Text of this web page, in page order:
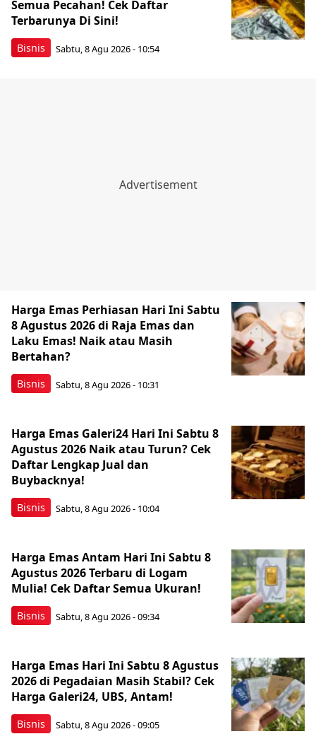
Bisnis
Semua Pecahan! Cek Daftar
Terbarunya Di Sini!
Sabtu, 8 Agu 2026 - 10:54
Bisnis
Harga Emas Perhiasan Hari Ini Sabtu
8 Agustus 2026 di Raja Emas dan
Laku Emas! Naik atau Masih
Bertahan?
Sabtu, 8 Agu 2026 - 10:31
Bisnis
Harga Emas Galeri24 Hari Ini Sabtu 8
Agustus 2026 Naik atau Turun? Cek
Daftar Lengkap Jual dan
Buybacknya!
Sabtu, 8 Agu 2026 - 10:04
Bisnis
Harga Emas Antam Hari Ini Sabtu 8
Agustus 2026 Terbaru di Logam
Mulia! Cek Daftar Semua Ukuran!
Sabtu, 8 Agu 2026 - 09:34
Bisnis
Harga Emas Hari Ini Sabtu 8 Agustus
2026 di Pegadaian Masih Stabil? Cek
Harga Galeri24, UBS, Antam!
Sabtu, 8 Agu 2026 - 09:05